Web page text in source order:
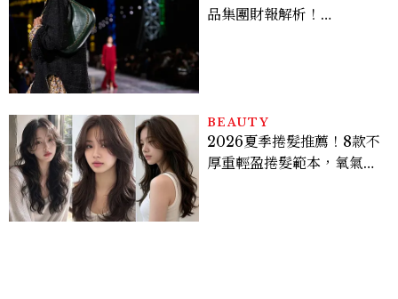
品集團財報解析！
BEAUTY
2026夏季捲髮推薦！8款不
厚重輕盈捲髮範本，氧氣層